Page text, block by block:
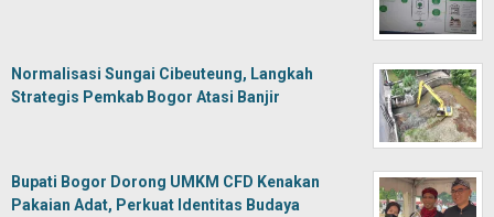
Normalisasi Sungai Cibeuteung, Langkah
Strategis Pemkab Bogor Atasi Banjir
Bupati Bogor Dorong UMKM CFD Kenakan
Pakaian Adat, Perkuat Identitas Budaya